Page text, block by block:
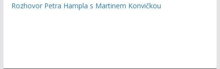
Rozhovor Petra Hampla s Martinem Konvičkou